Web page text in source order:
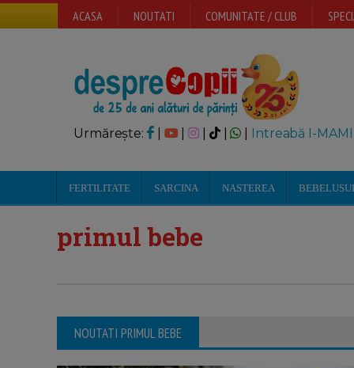
ACASA NOUTATI COMUNITATE / CLUB
Urmărește: | | Intreabă I-MAMI
FERTILITATE SARCINA NASTEREA
primul bebe
NOUTATI PRIMUL BEBE